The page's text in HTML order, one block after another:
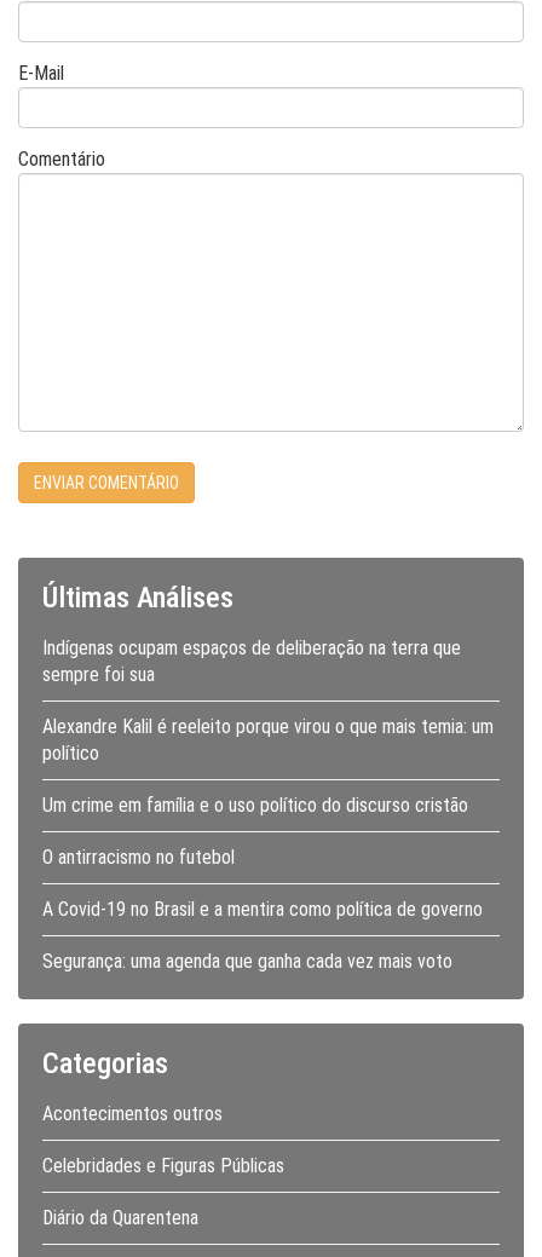
E-Mail
Comentário
Últimas Análises
Indígenas ocupam espaços de deliberação na terra que
sempre foi sua
Alexandre Kalil é reeleito porque virou o que mais temia: um
político
Um crime em família e o uso político do discurso cristão
O antirracismo no futebol
A Covid-19 no Brasil e a mentira como política de governo
Segurança: uma agenda que ganha cada vez mais voto
Categorias
Acontecimentos outros
Celebridades e Figuras Públicas
Diário da Quarentena